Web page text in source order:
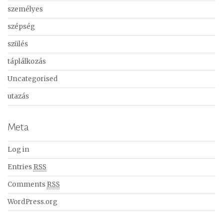
személyes
szépség
szülés
táplálkozás
Uncategorised
utazás
Meta
Log in
Entries RSS
Comments RSS
WordPress.org